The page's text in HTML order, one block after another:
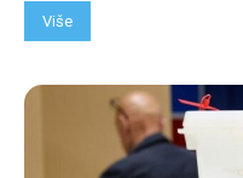
Više